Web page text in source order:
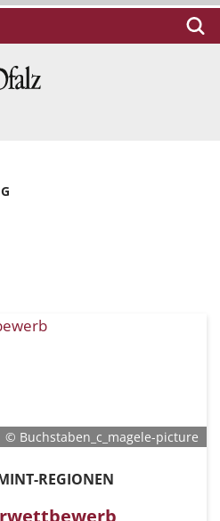
© Buchstaben_c_magele-picture
REGIONEN